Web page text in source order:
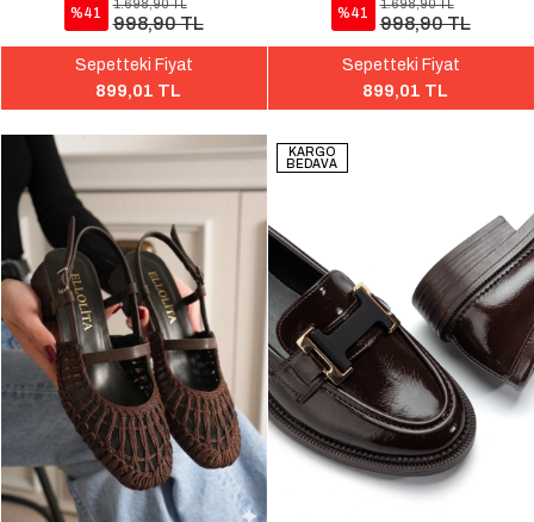
%41
1.698,90 TL
998,90 TL
Sepetteki Fiyat
899,01 TL
%41
1.698,90 TL
998,90 TL
Sepetteki Fiyat
899,01 TL
KARGO
BEDAVA